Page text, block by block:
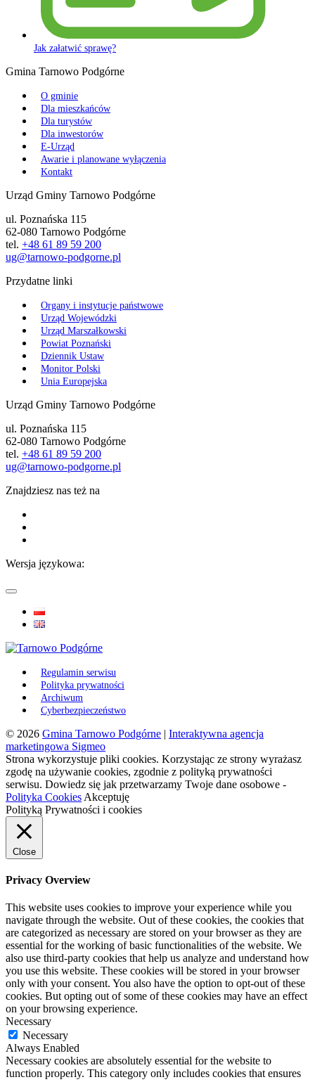
Jak załatwić sprawę?
Gmina Tarnowo Podgórne
O gminie
Dla mieszkańców
Dla turystów
Dla inwestorów
E-Urząd
Awarie i planowane wyłączenia
Kontakt
Urząd Gminy Tarnowo Podgórne
ul. Poznańska 115
62-080 Tarnowo Podgórne
tel. +48 61 89 59 200
ug@tarnowo-podgorne.pl
Przydatne linki
Organy i instytucje państwowe
Urząd Wojewódzki
Urząd Marszałkowski
Powiat Poznański
Dziennik Ustaw
Monitor Polski
Unia Europejska
Urząd Gminy Tarnowo Podgórne
ul. Poznańska 115
62-080 Tarnowo Podgórne
tel. +48 61 89 59 200
ug@tarnowo-podgorne.pl
Znajdziesz nas też na
Wersja językowa:
Regulamin serwisu
Polityka prywatności
Archiwum
Cyberbezpieczeństwo
© 2026 Gmina Tarnowo Podgórne | Interaktywna agencja
marketingowa Sigmeo
Strona wykorzystuje pliki cookies. Korzystając ze strony wyrażasz
zgodę na używanie cookies, zgodnie z polityką prywatności
serwisu. Dowiedz się jak przetwarzamy Twoje dane osobowe -
Polityka Cookies Akceptuję
Polityką Prywatności i cookies
Close
Privacy Overview
This website uses cookies to improve your experience while you
navigate through the website. Out of these cookies, the cookies that
are categorized as necessary are stored on your browser as they are
essential for the working of basic functionalities of the website. We
also use third-party cookies that help us analyze and understand how
you use this website. These cookies will be stored in your browser
only with your consent. You also have the option to opt-out of these
cookies. But opting out of some of these cookies may have an effect
on your browsing experience.
Necessary
Necessary
Always Enabled
Necessary cookies are absolutely essential for the website to
function properly. This category only includes cookies that ensures